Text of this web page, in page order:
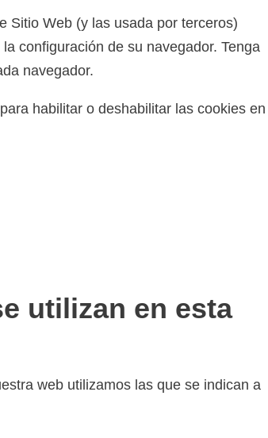
Sitio Web (y las usada por terceros)
configuración de su navegador. Tenga
navegador.
habilitar o deshabilitar las cookies en
utilizan en esta
web utilizamos las que se indican a